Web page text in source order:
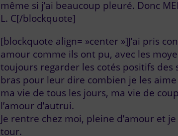
même si j’ai beaucoup pleuré. Donc
L. C[/blockquote]
[blockquote align= »center »]J’ai pris
amour comme ils ont pu, avec les
toujours regarder les cotés positifs
bras pour leur dire combien je les
ma vie de tous les jours, ma vie de
l’amour d’autrui.
Je rentre chez moi, pleine d’amour et
tour.